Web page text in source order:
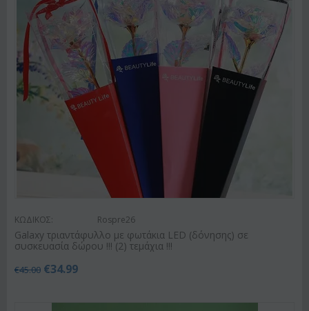
ΚΩΔΙΚΟΣ: Rospre26
Galaxy τριαντάφυλλο με φωτάκια LED (δόνησης) σε
συσκευασία δώρου !!! (2) τεμάχια !!!
€45.00 €34.99